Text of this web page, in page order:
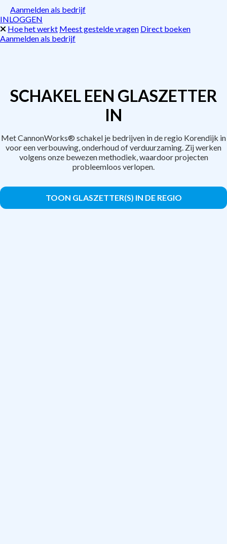
Aanmelden als bedrijf
INLOGGEN
Hoe het werkt Meest gestelde vragen Direct boeken
Aanmelden als bedrijf
SCHAKEL EEN GLASZETTER
IN
Met CannonWorks® schakel je bedrijven in de regio Korendijk in
voor een verbouwing, onderhoud of verduurzaming. Zij werken
volgens onze bewezen methodiek, waardoor projecten
probleemloos verlopen.
TOON GLASZETTER(S) IN DE REGIO